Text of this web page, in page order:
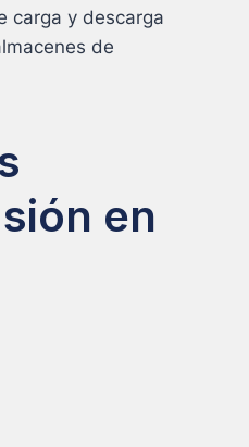
carga y descarga
de
en